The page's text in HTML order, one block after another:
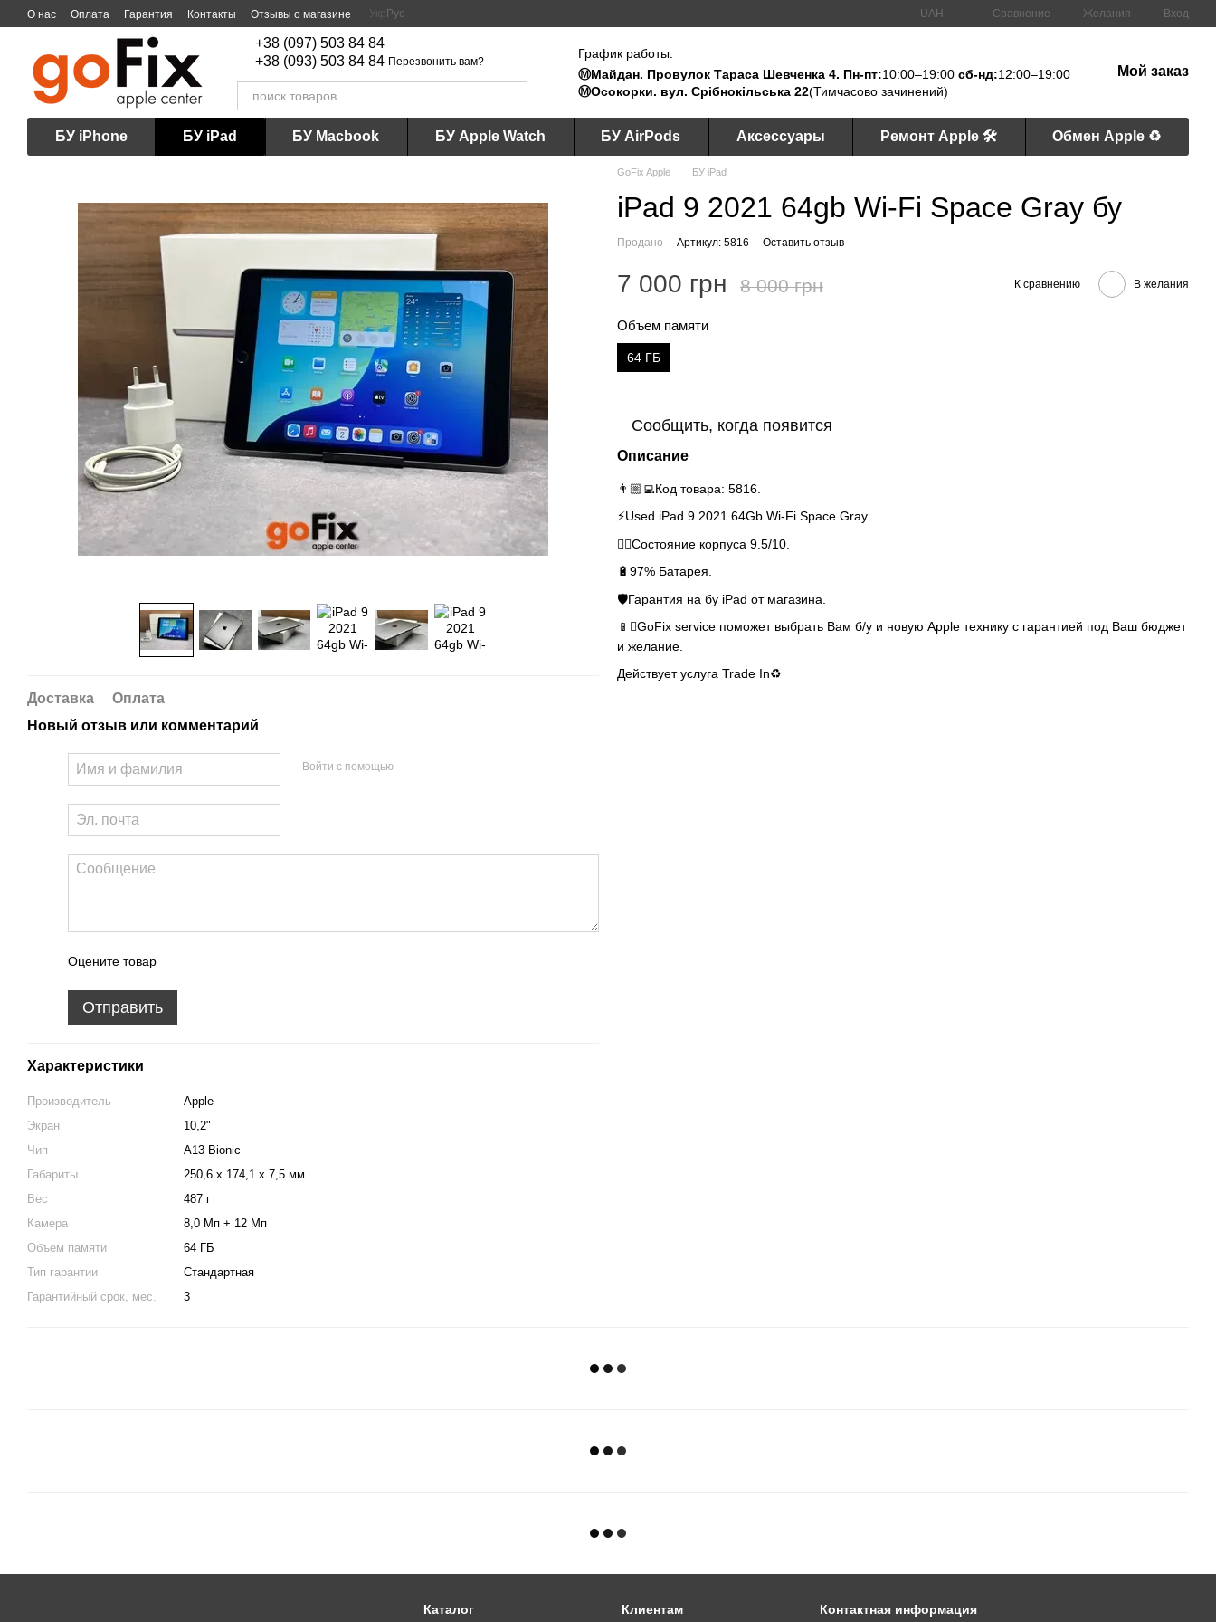
Перейти к основному контенту
О нас Оплата Гарантия Контакты Отзывы о магазине Укр Рус UAH Сравнение Желания Вход
+38 (097) 503 84 84
+38 (093) 503 84 84 Перезвонить вам?
График работы:
Ⓜ️Майдан. Провулок Тараса Шевченка 4. Пн-пт:10:00–19:00сб-нд:12:00–19:00
Ⓜ️Осокорки. вул. Срібнокільська 22(Тимчасово зачинений)
Мой заказ
БУ iPhone БУ iPad БУ Macbook БУ Apple Watch БУ AirPods Аксессуары Ремонт Apple 🛠 Обмен Apple ♻️
Доставка
Оплата
Новый отзыв или комментарий
Войти с помощью
Оцените товар
Отправить
Характеристики
Производитель
Apple
Экран
10,2"
Чип
A13 Bionic
Габариты
250,6 x 174,1 x 7,5 мм
Вес
487 г
Камера
8,0 Мп + 12 Мп
Объем памяти
64 ГБ
Тип гарантии
Стандартная
Гарантийный срок, мес.
3
GoFix Apple БУ iPad
iPad 9 2021 64gb Wi-Fi Space Gray бу
Продано Артикул: 5816 Оставить отзыв
7 000 грн 8 000 грн К сравнению В желания
Объем памяти
64 ГБ
Сообщить, когда появится
Описание
👨🏼‍💻Код товара: 5816.
⚡️Used iPad 9 2021 64Gb Wi-Fi Space Gray.
👌🏻Состояние корпуса 9.5/10.
🔋97% Батарея.
🛡Гарантия на бу iPad от магазина.
📱GoFix service поможет выбрать Вам б/у и новую Apple технику с гарантией под Ваш бюджет
и желание.
Действует услуга Trade In♻️
Каталог Клиентам Контактная информация